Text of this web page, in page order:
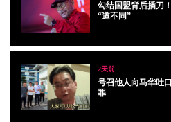
勾结国盟背后插刀
“道不同”
2天前
号召他人向马华吐
罪